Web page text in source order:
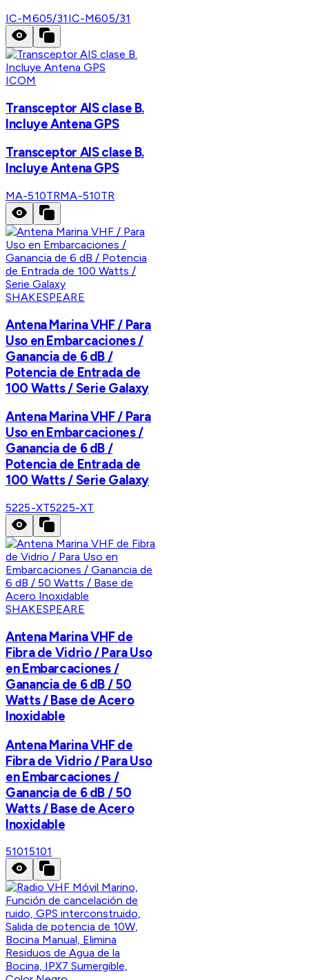
IC-M605/31 IC-M605/31
ICOM
Transceptor AIS clase B.
Incluye Antena GPS
Transceptor AIS clase B.
Incluye Antena GPS
MA-510TRMA-510TR
SHAKESPEARE
Antena Marina VHF / Para
Uso en Embarcaciones /
Ganancia de 6 dB /
Potencia de Entrada de
100 Watts / Serie Galaxy
Antena Marina VHF / Para
Uso en Embarcaciones /
Ganancia de 6 dB /
Potencia de Entrada de
100 Watts / Serie Galaxy
5225-XT5225-XT
SHAKESPEARE
Antena Marina VHF de
Fibra de Vidrio / Para Uso
en Embarcaciones /
Ganancia de 6 dB / 50
Watts / Base de Acero
Inoxidable
Antena Marina VHF de
Fibra de Vidrio / Para Uso
en Embarcaciones /
Ganancia de 6 dB / 50
Watts / Base de Acero
Inoxidable
51015101